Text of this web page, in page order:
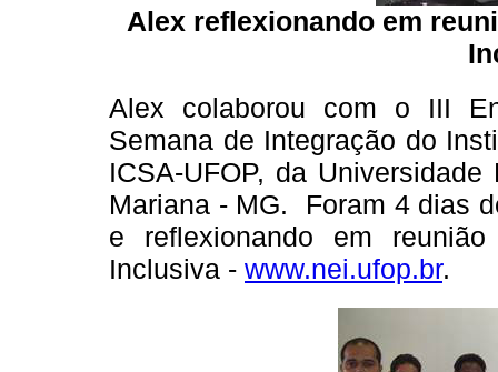
Alex reflexionando em
Alex colaborou com o III
Semana de Integração do
ICSA-UFOP, da
Mariana - MG. Foram 4 dias
e reflexionando em
Inclusiva - www.nei.ufop.br.